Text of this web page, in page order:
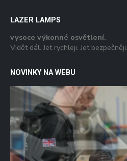
LAZER LAMPS
vysoce výkonné osvětlení.
Vidět dál. Jet rychleji. Jet bezpečněji.
NOVINKY NA WEBU